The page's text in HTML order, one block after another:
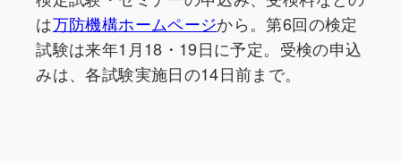
は万防機構ホームページから。第6回の検定
試験は来年1月18・19日に予定。受検の申込
みは、各試験実施日の14日前まで。